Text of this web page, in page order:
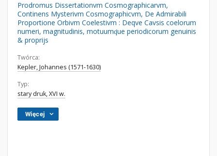
Prodromus Dissertationvm Cosmographicarvm,
Continens Mysterivm Cosmographicvm, De Admirabili
Proportione Orbivm Coelestivm : Deqve Cavsis coelorum
numeri, magnitudinis, motuumq́ue periodicorum genuinis
& proprijs
Twórca:
Kepler, Johannes (1571-1630)
Typ:
stary druk, XVI w.
Więcej